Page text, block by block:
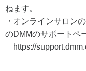
ねます。
・オンラインサロン
のDMMのサポートペ
https://